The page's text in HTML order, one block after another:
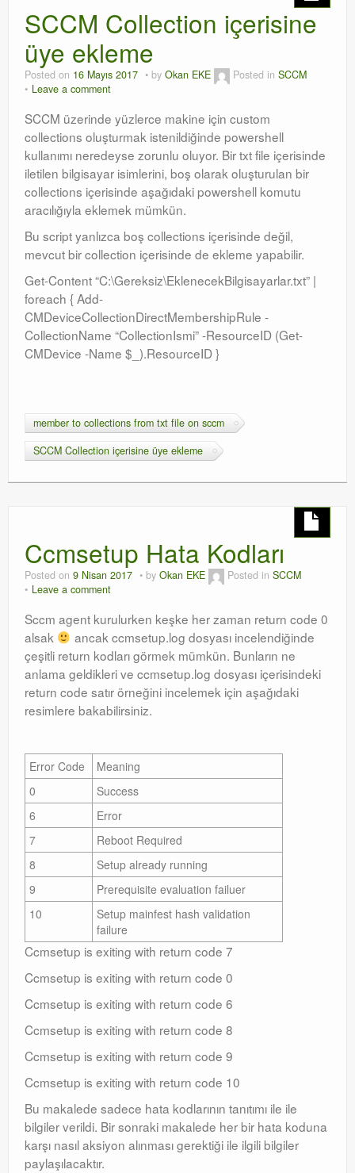
SCCM Collection içerisine
üye ekleme
Posted on 16 Mayıs 2017 by Okan EKE Posted in SCCM
Leave a comment
SCCM üzerinde yüzlerce makine için custom
collections oluşturmak istenildiğinde powershell
kullanımı neredeyse zorunlu oluyor. Bir txt file içerisinde
iletilen bilgisayar isimlerini, boş olarak oluşturulan bir
collections içerisinde aşağıdaki powershell komutu
aracılığıyla eklemek mümkün.
Bu script yanlızca boş collections içerisinde değil,
mevcut bir collection içerisinde de ekleme yapabilir.
Get-Content “C:\Gereksiz\EklenecekBilgisayarlar.txt” |
foreach { Add-
CMDeviceCollectionDirectMembershipRule -
CollectionName “CollectionIsmi” -ResourceID (Get-
CMDevice -Name $_).ResourceID }
member to collections from txt file on sccm
SCCM Collection içerisine üye ekleme
Ccmsetup Hata Kodları
Posted on 9 Nisan 2017 by Okan EKE Posted in SCCM
Leave a comment
Sccm agent kurulurken keşke her zaman return code 0
alsak
ancak ccmsetup.log dosyası incelendiğinde
çeşitli return kodları görmek mümkün. Bunların ne
anlama geldikleri ve ccmsetup.log dosyası içerisindeki
return code satır örneğini incelemek için aşağıdaki
resimlere bakabilirsiniz.
Error Code
Meaning
0
Success
6
Error
7
Reboot Required
8
Setup already running
9
Prerequisite evaluation failuer
10
Setup mainfest hash validation
failure
Ccmsetup is exiting with return code 7
Ccmsetup is exiting with return code 0
Ccmsetup is exiting with return code 6
Ccmsetup is exiting with return code 8
Ccmsetup is exiting with return code 9
Ccmsetup is exiting with return code 10
Bu makalede sadece hata kodlarının tanıtımı ile ile
bilgiler verildi. Bir sonraki makalede her bir hata koduna
karşı nasıl aksiyon alınması gerektiği ile ilgili bilgiler
paylaşılacaktır.